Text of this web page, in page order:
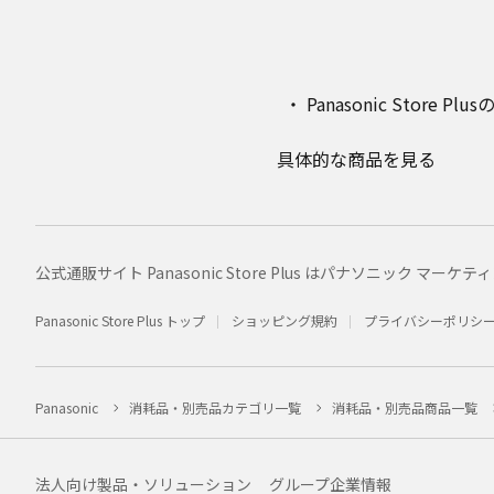
Panasonic Store Plus
具体的な商品を見る
公式通販サイト Panasonic Store Plus はパナソニック マーケテ
Panasonic Store Plus トップ ショッピング規約 プライバシーポリシー
Panasonic 消耗品・別売品カテゴリ一覧 消耗品・別売品商品一覧
法人向け製品・ソリューション グループ企業情報